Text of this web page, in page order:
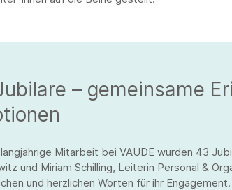
– gemeinsame
langjährige Mitarbeit bei VAUDE wurden 43
und Miriam Schilling, Leiterin Personal &
und herzlichen Worten für ihr